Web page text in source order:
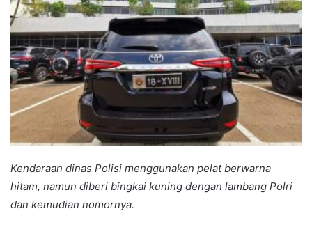
Kendaraan dinas Polisi menggunakan pelat berwarna
hitam, namun diberi bingkai kuning dengan lambang Polri
dan kemudian nomornya.